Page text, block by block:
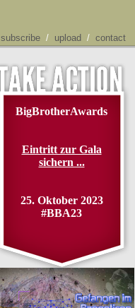
subscribe / upload / contact
BigBrotherAwards
Eintritt zur Gala
sichern ...
25. Oktober 2023
#BBA23